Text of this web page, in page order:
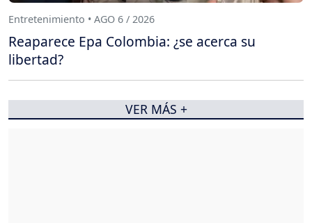
Entretenimiento • AGO 6 / 2026
Reaparece Epa Colombia: ¿se acerca su
libertad?
VER MÁS +